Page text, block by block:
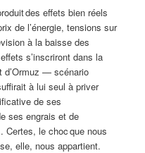
des effets bien réels
de l’énergie, tensions sur
à la baisse des
s’inscriront dans la
d’Ormuz — scénario
à lui seul à priver
de ses
ses engrais et de
Certes, le choc que nous
elle, nous appartient.